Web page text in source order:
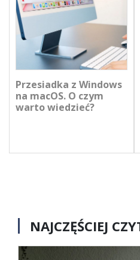
Przesiadka z Windows
na macOS. O czym
warto wiedzieć?
NAJCZĘŚCIEJ